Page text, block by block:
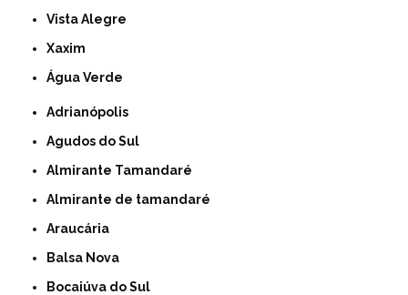
Vista Alegre
Xaxim
Água Verde
Adrianópolis
Agudos do Sul
Almirante Tamandaré
Almirante de tamandaré
Araucária
Balsa Nova
Bocaiúva do Sul